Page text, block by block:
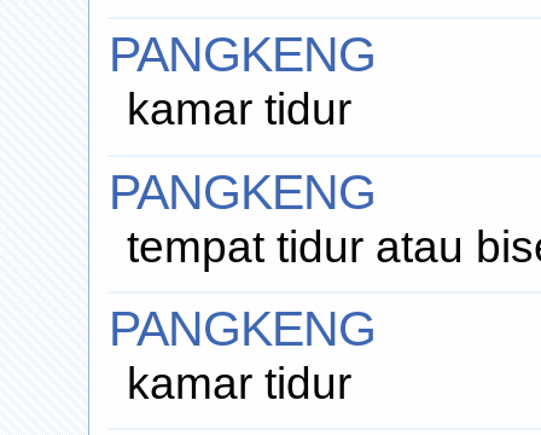
PANGKENG
kamar tidur
PANGKENG
tempat tidur atau
PANGKENG
kamar tidur